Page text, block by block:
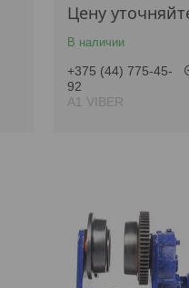
Цену
В наличии
+375 (44) 775-45-
92
А1 VIBER